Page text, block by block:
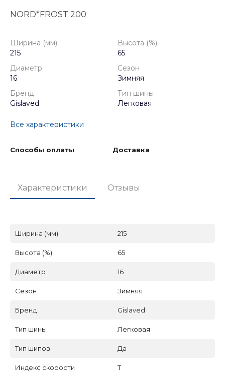
NORD*FROST 200
Ширина (мм)
215
Высота (%)
65
Диаметр
16
Сезон
Зимняя
Бренд
Gislaved
Тип шины
Легковая
Все характеристики
Способы оплаты Доставка
Характеристики Отзывы
Ширина (мм) 215
Высота (%) 65
Диаметр 16
Сезон Зимняя
Бренд Gislaved
Тип шины Легковая
Тип шипов Да
Индекс скорости T